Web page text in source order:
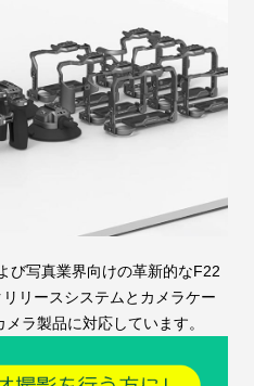
び写真業界向けの革新的なF22
リースシステムとカメラケー
ラ製品に対応しています。